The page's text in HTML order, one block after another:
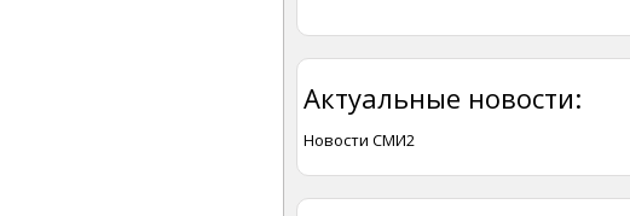
Актуальные новости:
Новости СМИ2